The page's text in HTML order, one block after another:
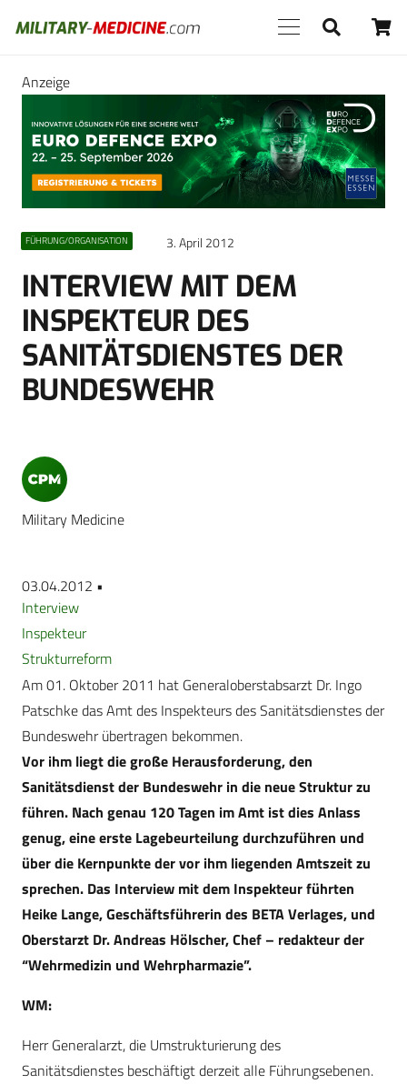
Anzeige
FÜHRUNG/ORGANISATION 3. April 2012
INTERVIEW MIT DEM
INSPEKTEUR DES
SANITÄTSDIENSTES DER
BUNDESWEHR
Military Medicine
03.04.2012 •
Interview
Inspekteur
Strukturreform
Am 01. Oktober 2011 hat Generaloberstabsarzt Dr. Ingo
Patschke das Amt des Inspekteurs des Sanitätsdienstes der
Bundeswehr übertragen bekommen.
Vor ihm liegt die große Herausforderung, den
Sanitätsdienst der Bundeswehr in die neue Struktur zu
führen. Nach genau 120 Tagen im Amt ist dies Anlass
genug, eine erste Lagebeurteilung durchzuführen und
über die Kernpunkte der vor ihm liegenden Amtszeit zu
sprechen. Das Interview mit dem Inspekteur führten
Heike Lange, Geschäftsführerin des BETA Verlages, und
Oberstarzt Dr. Andreas Hölscher, Chef – redakteur der
“Wehrmedizin und Wehrpharmazie”.
WM:
Herr Generalarzt, die Umstrukturierung des
Sanitätsdienstes beschäftigt derzeit alle Führungsebenen.